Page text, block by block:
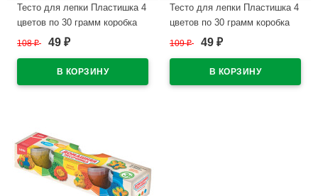
Тесто для лепки Пластишка 4
цветов по 30 грамм коробка
LORI неоновое арт.Тдл-047
108₽ 49 ₽
Тесто для лепки Пластишка 4
цветов по 30 грамм коробка
LORI арт.Тдл-046
109₽ 49 ₽